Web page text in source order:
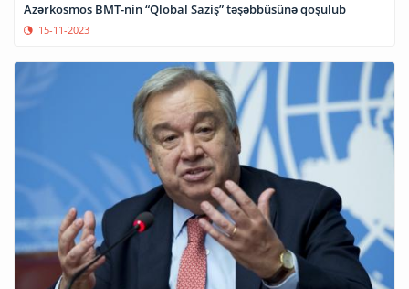
Azərkosmos BMT-nin “Qlobal Saziş” təşəbbüsünə qoşulub
15-11-2023